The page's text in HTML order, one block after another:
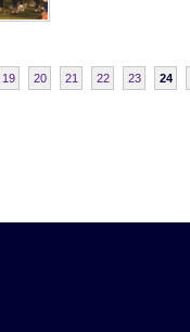
19 20 21 22 23 24